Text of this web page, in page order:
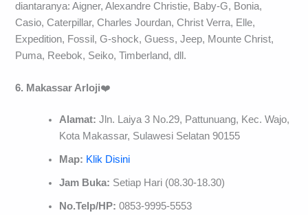
diantaranya: Aigner, Alexandre Christie, Baby-G, Bonia,
Casio, Caterpillar, Charles Jourdan, Christ Verra, Elle,
Expedition, Fossil, G-shock, Guess, Jeep, Mounte Christ,
Puma, Reebok, Seiko, Timberland, dll.
6. Makassar Arloji❤️
Alamat: Jln. Laiya 3 No.29, Pattunuang, Kec. Wajo,
Kota Makassar, Sulawesi Selatan 90155
Map: Klik Disini
Jam Buka: Setiap Hari (08.30-18.30)
No.Telp/HP: 0853-9995-5553